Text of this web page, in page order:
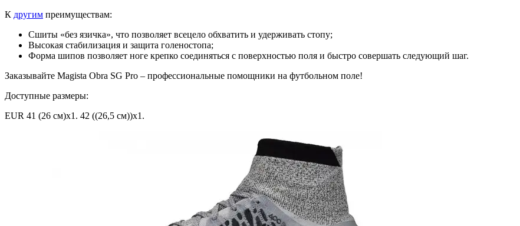
К другим преимуществам:
Сшиты «без язичка», что позволяет всецело обхватить и удерживать стопу;
Высокая стабилизация и защита голеностопа;
Форма шипов позволяет ноге крепко соединяться с поверхностью поля и быстро совершать следующий шаг.
Заказывайте Magista Obra SG Pro – профессиональные помощники на футбольном поле!
Доступные размеры:
EUR 41 (26 см)x1. 42 ((26,5 см))x1.